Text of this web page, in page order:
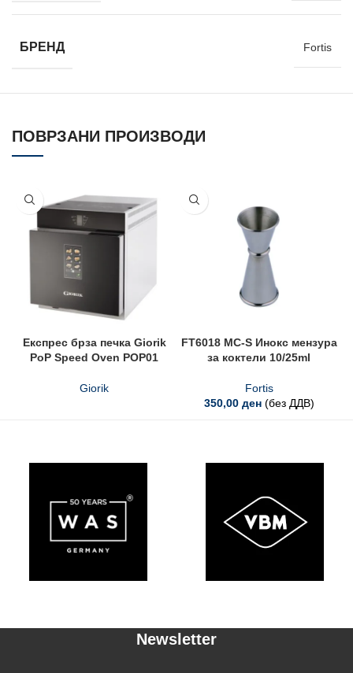
БРЕНД Fortis
ПОВРЗАНИ ПРОИЗВОДИ
Експрес брза печка Giorik
PoP Speed Oven POP01
Giorik
FT6018 MC-S Инокс мензура
за коктели 10/25ml
Fortis
350,00 ден (без ДДВ)
Newsletter